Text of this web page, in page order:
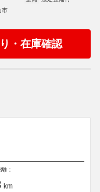
市
・在庫確認
：
km